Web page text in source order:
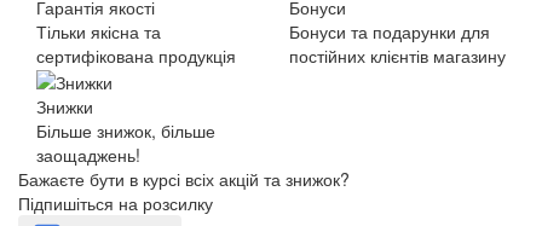
Гарантія якості
Тільки якісна та
сертифікована продукція
Бонуси
Бонуси та подарунки для
постійних клієнтів магазину
Знижки
Більше знижок, більше
заощаджень!
Бажаєте бути в курсі всіх акцій та знижок?
Підпишіться на розсилку